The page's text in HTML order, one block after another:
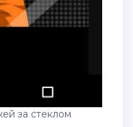
за стеклом